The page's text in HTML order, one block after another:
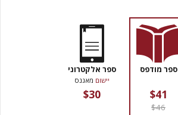
ספר מודפס
$41
$46
ספר אלקטרוני
יישום מאגנס
$30